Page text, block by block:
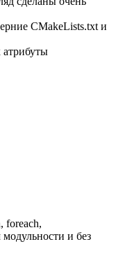
CMakeLists.txt и
foreach,
и без